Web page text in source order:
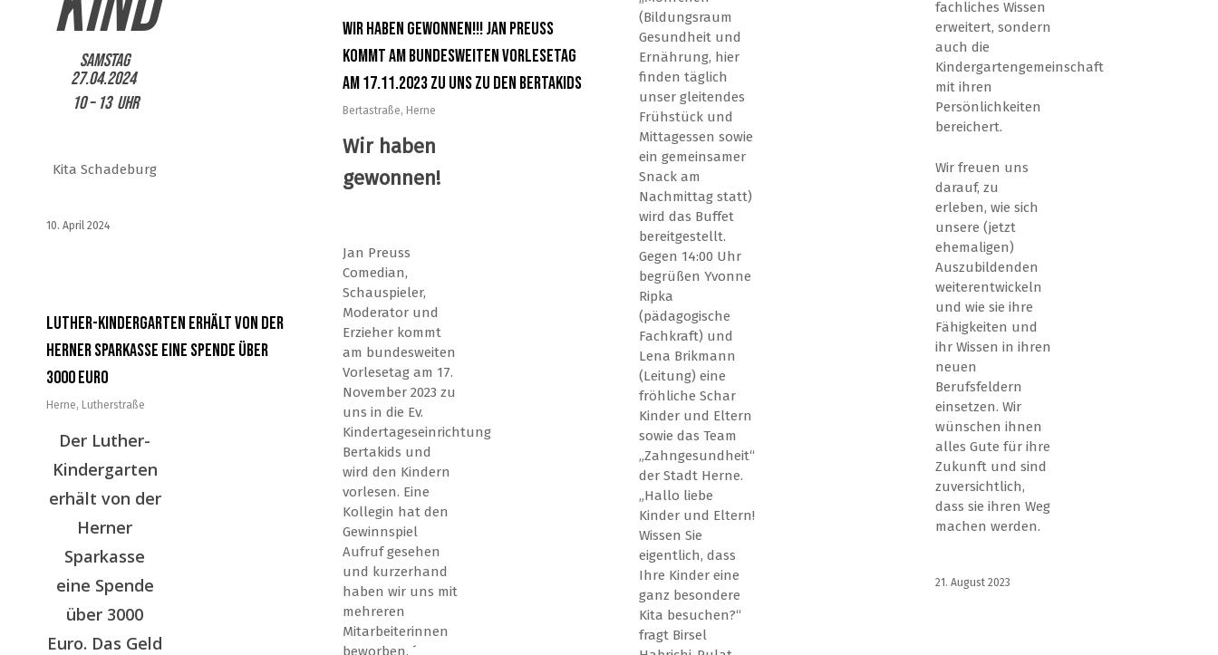
Samstag
27.04.2024
10 – 13 Uhr
Kita Schadeburg
10. April 2024
(Bildungsraum
Gesundheit und
Ernährung, hier
finden täglich
unser gleitendes
Frühstück und
Mittagessen sowie
ein gemeinsamer
Snack am
Nachmittag statt)
wird das Buffet
bereitgestellt.
Gegen 14:00 Uhr
begrüßen Yvonne
Ripka
(pädagogische
Fachkraft) und
Lena Brikmann
(Leitung) eine
fröhliche Schar
Kinder und Eltern
sowie das Team
„Zahngesundheit“
der Stadt Herne.
„Hallo liebe
Kinder und Eltern!
Wissen Sie
eigentlich, dass
Ihre Kinder eine
ganz besondere
Kita besuchen?“
fragt Birsel
fachliches Wissen
erweitert, sondern
auch die
Kindergartengemeinschaft
mit ihren
Persönlichkeiten
bereichert.
Wir freuen uns
darauf, zu
erleben, wie sich
unsere (jetzt
ehemaligen)
Auszubildenden
weiterentwickeln
und wie sie ihre
Fähigkeiten und
ihr Wissen in ihren
neuen
Berufsfeldern
einsetzen. Wir
wünschen ihnen
alles Gute für ihre
Zukunft und sind
zuversichtlich,
dass sie ihren Weg
machen werden.
21. August 2023
Wir haben gewonnen!!! Jan Preuss
kommt am bundesweiten Vorlesetag
am 17.11.2023 zu uns zu den Bertakids
Bertastraße, Herne
Wir haben
gewonnen!
Jan Preuss
Comedian,
Schauspieler,
Moderator und
Erzieher kommt
am bundesweiten
Vorlesetag am 17.
November 2023 zu
uns in die Ev.
Kindertageseinrichtung
Bertakids und
wird den Kindern
vorlesen. Eine
Kollegin hat den
Gewinnspiel
Aufruf gesehen
und kurzerhand
haben wir uns mit
mehreren
Mitarbeiterinnen
beworben. ´
Luther-Kindergarten erhält von der
Herner Sparkasse eine Spende über
3000 Euro
Herne, Lutherstraße
Der Luther-
Kindergarten
erhält von der
Herner
Sparkasse
eine Spende
über 3000
Euro. Das Geld